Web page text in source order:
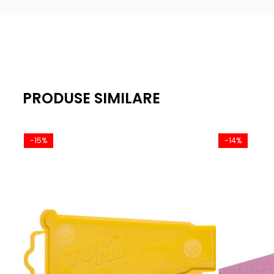
PRODUSE SIMILARE
-15% -14%